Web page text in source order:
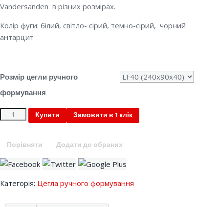
Vandersanden в різних розмірах.
Колір фуги: білий, світло- сірий, темно-сірий, чорний
антарцит
Розмір цегли ручного
формування
Quantity
Купити Замовити в 1 клік
Порівняти Додати до обраних
Категорія: Цегла ручного формування